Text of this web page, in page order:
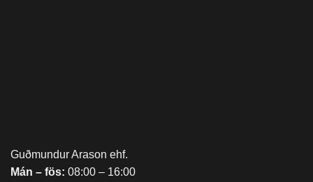
Guðmundur Arason ehf.
Mán – fös: 08:00 – 16:00